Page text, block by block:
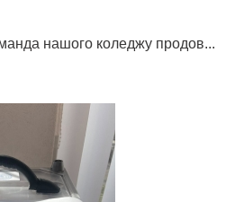
нашого коледжу продов...